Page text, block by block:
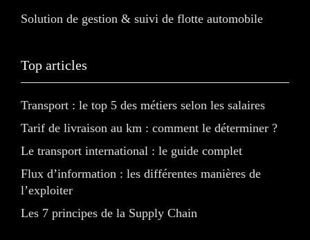
Solution de gestion & suivi de flotte automobile
Top articles
Transport : le top 5 des métiers selon les salaires
Tarif de livraison au km : comment le déterminer ?
Le transport international : le guide complet
Flux d’information : les différentes manières de
l’exploiter
Les 7 principes de la Supply Chain